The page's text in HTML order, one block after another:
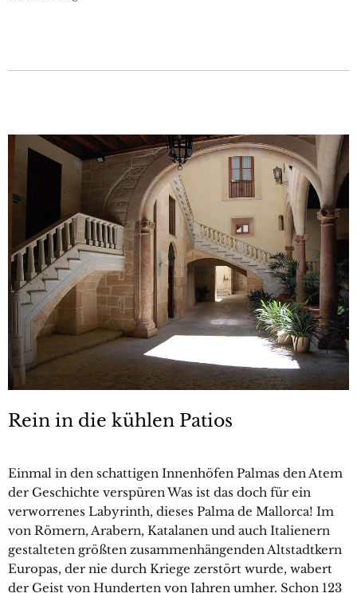
Rein in die kühlen Patios
Einmal in den schattigen Innenhöfen Palmas den Atem
der Geschichte verspüren Was ist das doch für ein
verworrenes Labyrinth, dieses Palma de Mallorca! Im
von Römern, Arabern, Katalanen und auch Italienern
gestalteten größten ­zusammenhängenden Altstadtkern
Europas, der nie durch Kriege zerstört wurde, wabert
der Geist von Hunderten von Jahren umher. Schon 123